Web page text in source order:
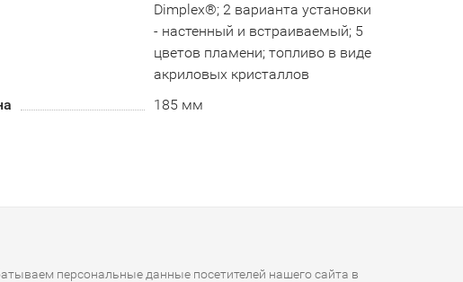
Dimplex®; 2 варианта установки
- настенный и встраиваемый; 5
цветов пламени; топливо в виде
акриловых кристаллов
185 мм
персональные данные посетителей нашего сайта в